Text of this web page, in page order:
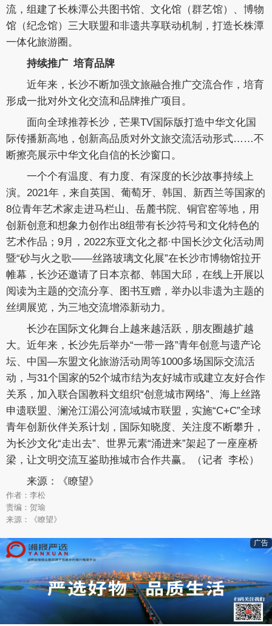
流，组建了长株潭公共图书馆、文化馆（群艺馆）、博物
馆（纪念馆）三大联盟和非遗共享联动机制，打造长株潭
一体化旅游圈。
持续推广 培育品牌
近年来，长沙不断加强文旅融合推广交流合作，培育
形成一批对外文化交流和品牌推广项目。
面向全球推荐长沙，芒果TV国际版打造中华文化国
际传播新高地，创新高品质对外文旅交流活动形式……不
断擦亮展示中华文化自信的长沙窗口。
一个个有温度、有力度、有深度的长沙故事持续上
演。2021年，来自英国、葡萄牙、韩国、新西兰等国家的
8位青年艺术家走进马栏山、岳麓书院、铜官窑等地，用
创新创意和想象力创作出8组带有长沙符号和文化特色的
艺术作品；9月，2022东亚文化之都·中国长沙文化活动周
暨“砂与火之歌——丝路玻璃文化展”在长沙市博物馆拉开
帷幕，长沙还邀请了日本京都、韩国大邱，在线上开展以
阅读为主题的交流分享、图书互赠，举办以非遗为主题的
丝绸展览，为三地交流增添新动力。
长沙在国际文化舞台上越来越活跃，朋友圈越扩越
大。近年来，长沙先后举办“一带一路”青年创意与遗产论
坛、中国—东盟文化旅游活动周等1000多场国际交流活
动，与31个国家的52个城市结为友好城市或建立友好合作
关系，加入联合国教科文组织“创意城市网络”、海上丝路
申遗联盟、澜沧江湄公河流域城市联盟，实施“C+C”全球
青年创新伙伴关系计划，国际知晓度、关注度不断攀升，
为长沙文化“走出去”、世界元素“涌进来”架起了一座座桥
梁，让文明交流互鉴助推城市合作共赢。（记者 李松）
来源：《瞭望》
作者：李松
责编：贺瑜
来源：《瞭望》
广告